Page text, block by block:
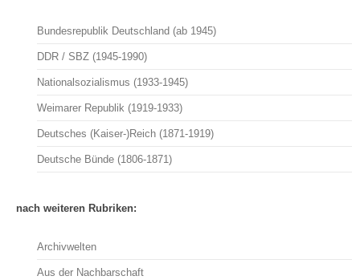
Bundesrepublik Deutschland (ab 1945)
DDR / SBZ (1945-1990)
Nationalsozialismus (1933-1945)
Weimarer Republik (1919-1933)
Deutsches (Kaiser-)Reich (1871-1919)
Deutsche Bünde (1806-1871)
nach weiteren Rubriken:
Archivwelten
Aus der Nachbarschaft